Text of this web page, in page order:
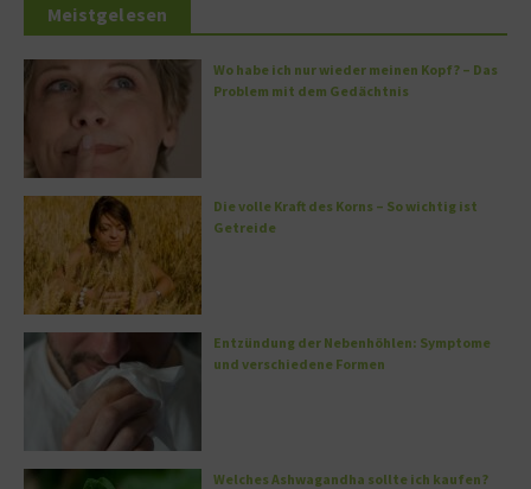
Meistgelesen
Wo habe ich nur wieder meinen Kopf? – Das
Problem mit dem Gedächtnis
Die volle Kraft des Korns – So wichtig ist
Getreide
Entzündung der Nebenhöhlen: Symptome
und verschiedene Formen
Welches Ashwagandha sollte ich kaufen?